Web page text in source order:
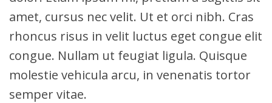
amet, cursus nec velit. Ut et orci nibh. Cras
rhoncus risus in velit luctus eget congue elit
congue. Nullam ut feugiat ligula. Quisque
molestie vehicula arcu, in venenatis tortor
semper vitae.